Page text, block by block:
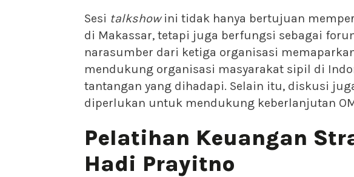
Sesi talkshowini tidak hanya bertujuan
di Makassar, tetapi juga berfungsi sebagai
narasumber dari ketiga organisasi
mendukung organisasi masyarakat sipil di
tantangan yang dihadapi. Selain itu, diskusi
diperlukan untuk mendukung keberlanjutan
Pelatihan Keuangan
Hadi Prayitno